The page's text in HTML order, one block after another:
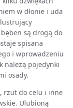
w dłonie i uda
są drogą do
spisana
i wprowadzeniu
należą pojedynki
osady.
rzut do celu i inne
Ulubioną